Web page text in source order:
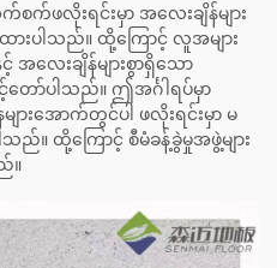
ဖလိုးရင်းမှာ အလေးချိန်များ
းပါသည်။ ထို့ကြောင့် လူအများ
အလေးချိန်များစွာရှိသော
ာ်ပါသည်။ ဤအင်္ဂါရပ်မှာ
းအောက်တွင်ပါ ဖလိုးရင်းမှာ မ
။ ထို့ကြောင့် စီမံခန့်ခွဲမှုအဖွဲ့များ
။